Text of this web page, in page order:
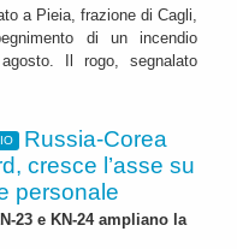
a Pieia, frazione di Cagli,
di un incendio
Il rogo, segnalato
Russia-Corea
cresce l’asse su
personale
23 e KN-24 ampliano la